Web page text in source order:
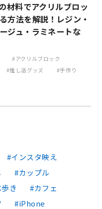
材料でアクリルブロッ
方法を解説！レジン・
ジュ・ラミネートな
アクリルブロック
推し活グッズ 手作り
インスタ映え
カップル
き
カフェ
iPhone